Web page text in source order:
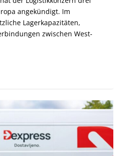
angekündigt. Im
Lagerkapazitäten,
zwischen West-